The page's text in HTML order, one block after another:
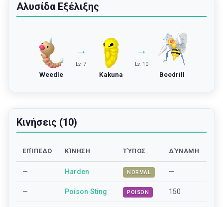
Αλυσίδα Εξέλιξης
Weedle
→
Lv. 7
Kakuna
→
Lv. 10
Beedrill
Κινήσεις (10)
ΕΠΊΠΕΔΟ ΚΊΝΗΣΗ ΤΎΠΟΣ ΔΎΝΑΜΗ
— Harden NORMAL —
— Poison Sting POISON 150